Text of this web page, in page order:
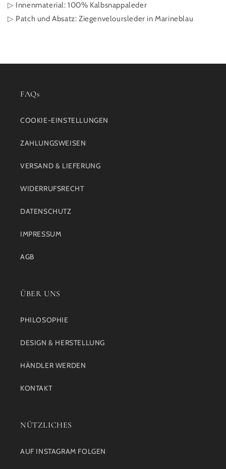
▷ Innenmaterial: 100% Kalbsnappaleder
▷ Patch und Absatz: Ziegenveloursleder in Marineblau
FAQs
COOKIE-EINSTELLUNGEN
ZAHLUNGSWEISEN
VERSAND & LIEFERUNG
WIDERRUFSRECHT
DATENSCHUTZ
IMPRESSUM
AGB
ÜBER UNS
PHILOSOPHIE
DESIGN & HERSTELLUNG
HÄNDLER WERDEN
KONTAKT
NÜTZLICHES
AUF INSTAGRAM FOLGEN